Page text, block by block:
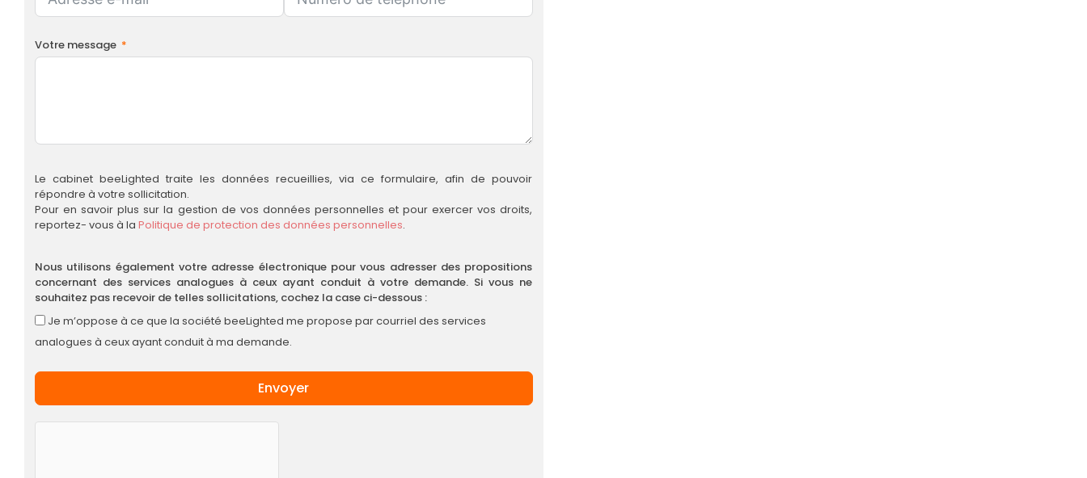
Votre message
Le cabinet beeLighted traite les données recueillies, via ce formulaire, afin de pouvoir
répondre à votre sollicitation.
Pour en savoir plus sur la gestion de vos données personnelles et pour exercer vos droits,
reportez- vous à laPolitique de protection des données personnelles.
Nous utilisons également votre adresse électronique pour vous adresser des propositions
concernant des services analogues à ceux ayant conduit à votre demande. Si vous ne
souhaitez pas recevoir de telles sollicitations, cochez la case ci-dessous :
Je m’oppose à ce que la société beeLighted me propose par courriel des services
analogues à ceux ayant conduit à ma demande.
Envoyer